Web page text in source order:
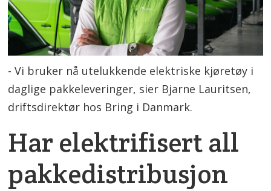
- Vi bruker nå utelukkende elektriske kjøretøy i
daglige pakkeleveringer, sier Bjarne Lauritsen,
driftsdirektør hos Bring i Danmark.
Har elektrifisert all
pakkedistribusjon